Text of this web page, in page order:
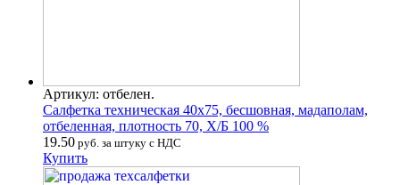
Артикул: отбелен.
Салфетка техническая 40х75, бесшовная, мадаполам,
отбеленная, плотность 70, Х/Б 100 %
19.50 руб. за штуку с НДС
Купить